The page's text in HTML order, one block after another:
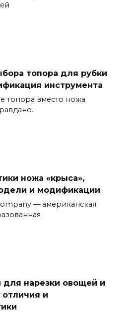
топора для рубки
инструмента
топора вместо ножа
ножа «крыса»,
и модификации
— американская
нарезки овощей и
отличия и